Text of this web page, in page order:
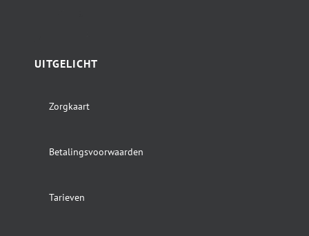
UITGELICHT
Zorgkaart
Betalingsvoorwaarden
Tarieven